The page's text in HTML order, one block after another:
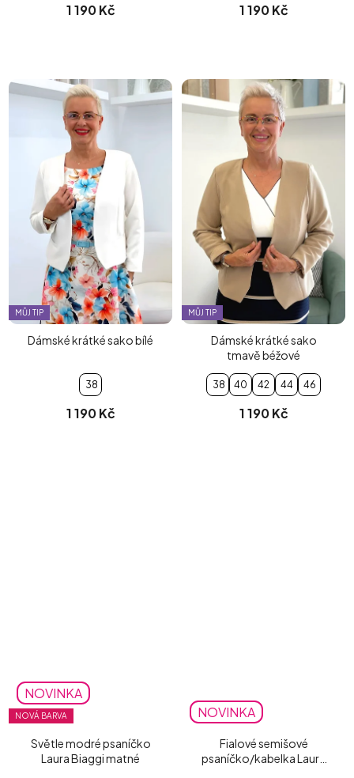
1 190 Kč 1 190 Kč
MŮJ TIP
Dámské krátké sako bílé
38
1 190 Kč
MŮJ TIP
Dámské krátké sako
tmavě béžové
38 40 42 44 46
1 190 Kč
NOVINKA
NOVÁ BARVA
Světle modré psaníčko
Laura Biaggi matné
NOVINKA
Fialové semišové
psaníčko/kabelka Laura